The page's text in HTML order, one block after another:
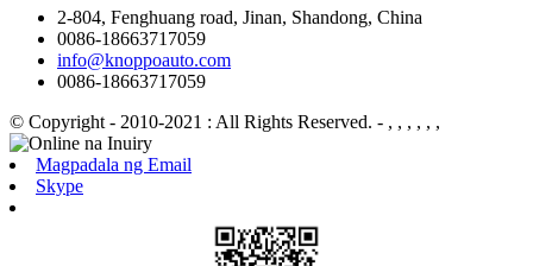
2-804, Fenghuang road, Jinan, Shandong, China
0086-18663717059
info@knoppoauto.com
0086-18663717059
© Copyright - 2010-2021 : All Rights Reserved. - , , , , , ,
Magpadala ng Email
Skype